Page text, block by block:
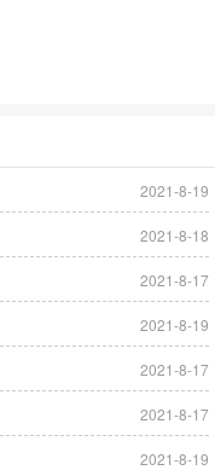
2021-8-19
2021-8-18
2021-8-17
2021-8-19
2021-8-17
2021-8-17
2021-8-19